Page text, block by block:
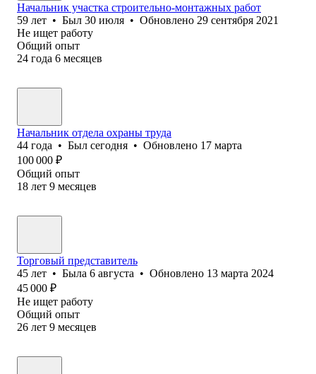
Начальник участка строительно-монтажных работ
59 лет • Был 30 июля • Обновлено 29 сентября 2021
Не ищет работу
Общий опыт
24 года 6 месяцев
Начальник отдела охраны труда
44 года • Был сегодня • Обновлено 17 марта
100 000 ₽
Общий опыт
18 лет 9 месяцев
Торговый представитель
45 лет • Была 6 августа • Обновлено 13 марта 2024
45 000 ₽
Не ищет работу
Общий опыт
26 лет 9 месяцев